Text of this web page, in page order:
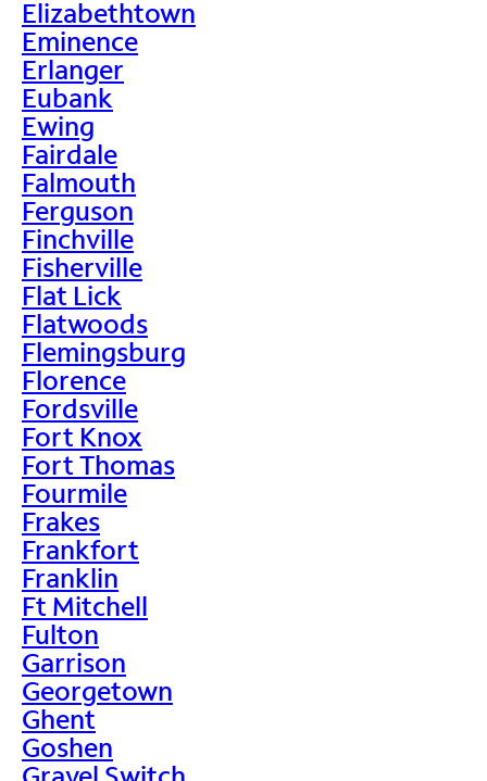
Elizabethtown
Eminence
Erlanger
Eubank
Ewing
Fairdale
Falmouth
Ferguson
Finchville
Fisherville
Flat Lick
Flatwoods
Flemingsburg
Florence
Fordsville
Fort Knox
Fort Thomas
Fourmile
Frakes
Frankfort
Franklin
Ft Mitchell
Fulton
Garrison
Georgetown
Ghent
Goshen